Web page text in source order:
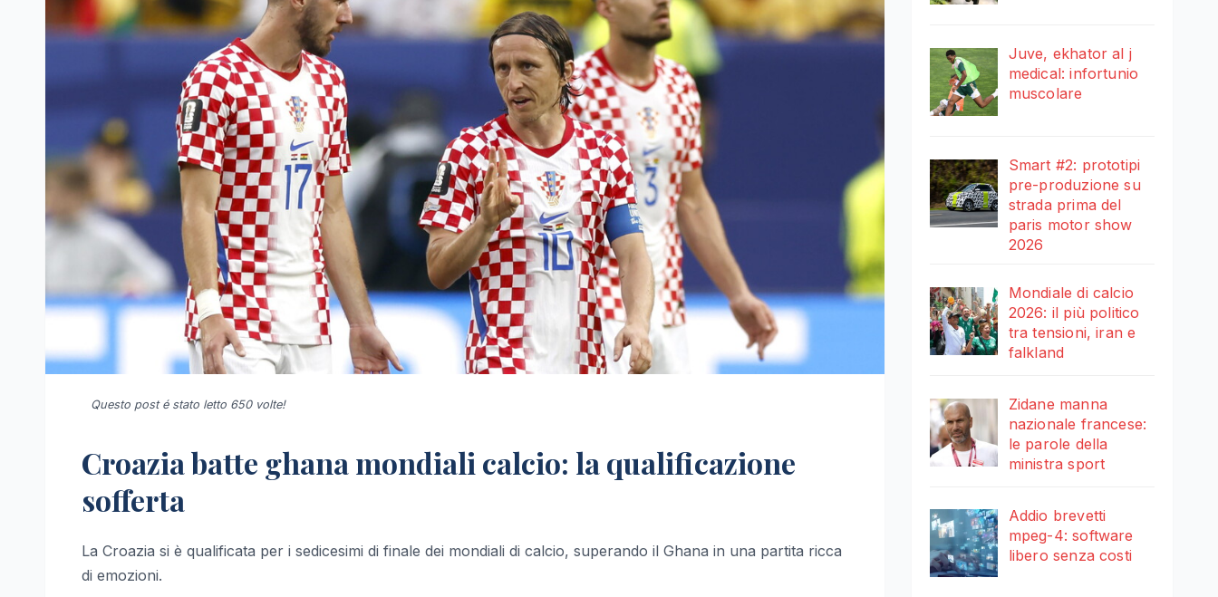
Questo post é stato letto 650 volte!
Croazia batte ghana mondiali calcio: la qualificazione
sofferta
La Croazia si è qualificata per i sedicesimi di finale dei mondiali di calcio, superando il Ghana in una partita ricca
di emozioni.
Juve, ekhator al j
medical: infortunio
muscolare
Smart #2: prototipi
pre-produzione su
strada prima del
paris motor show
2026
Mondiale di calcio
2026: il più politico
tra tensioni, iran e
falkland
Zidane manna
nazionale francese:
le parole della
ministra sport
Addio brevetti
mpeg-4: software
libero senza costi